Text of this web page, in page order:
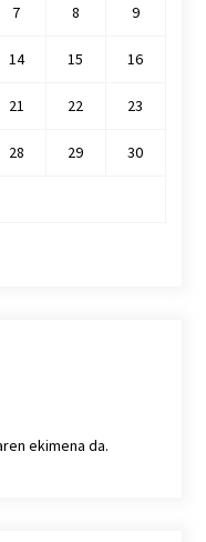
7 8 9
14 15 16
21 22 23
28 29 30
ekimena da.